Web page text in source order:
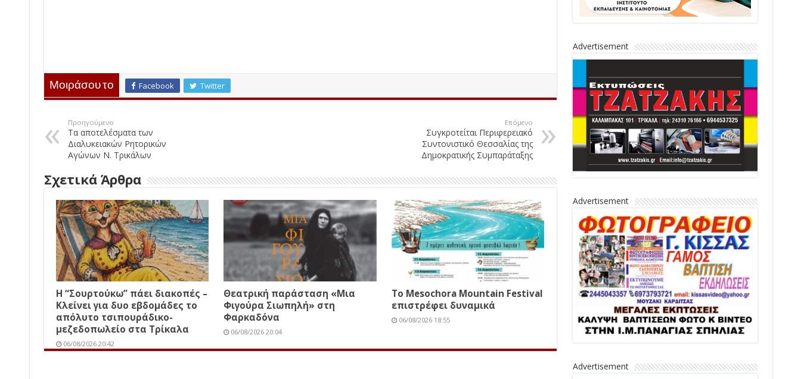
Μοιράσου το Facebook Twitter
Προηγούμενο
Τα αποτελέσματα των
Διαλυκειακών Ρητορικών
Αγώνων Ν. Τρικάλων
Επόμενο
Συγκροτείται Περιφερειακό
Συντονιστικό Θεσσαλίας της
Δημοκρατικής Συμπαράταξης
Σχετικά Άρθρα
Η “Σουρτούκω” πάει διακοπές –
Κλείνει για δυο εβδομάδες το
απόλυτο τσιπουράδικο-
μεζεδοπωλείο στα Τρίκαλα
06/08/2026 20:42
Θεατρική παράσταση «Μια
Φιγούρα Σιωπηλή» στη
Φαρκαδόνα
06/08/2026 20:04
Το Mesochora Mountain Festival
επιστρέφει δυναμικά
06/08/2026 18:55
Advertisement
Advertisement
Advertisement